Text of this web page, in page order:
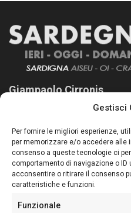
Gestisci
Per fornire le migliori esperienze,
per memorizzare e/o accedere alle
consenso a queste tecnologie ci
comportamento di navigazione o ID
acconsentire o ritirare il consenso
caratteristiche e funzioni.
Funzionale
Giampaolo Cirronis
Sardegna Ieri-Oggi-Domani
lettori su quanto accade in
nostro passato e, soprattutto,
Follow Us